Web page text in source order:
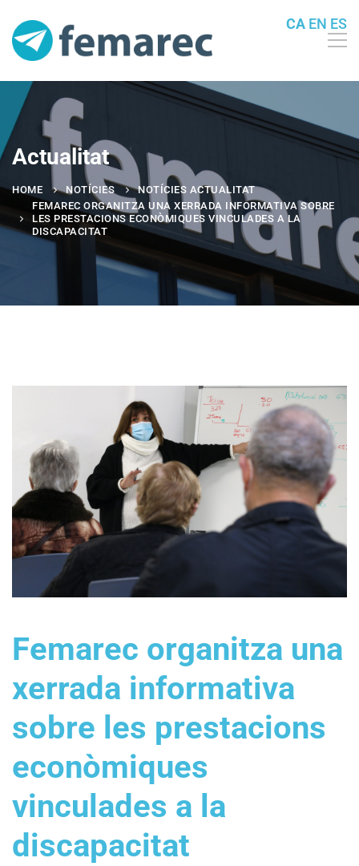
Actualitat
HOME NOTÍCIES
NOTÍCIES ACTUALITAT
FEMAREC ORGANITZA UNA XERRADA INFORMATIVA SOBRE
LES PRESTACIONS ECONÒMIQUES VINCULADES A LA
DISCAPACITAT
Femarec organitza una
xerrada informativa
sobre les prestacions
econòmiques
vinculades a la
discapacitat
CA EN ES